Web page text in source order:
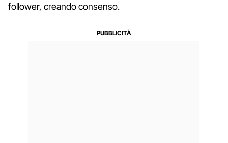
follower, creando consenso.